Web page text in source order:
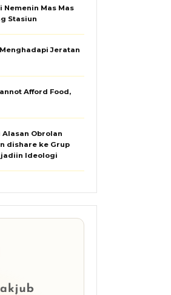
Nemenin Mas Mas
Stasiun
Jeratan
Afford Food,
Alasan Obrolan
dishare ke Grup
Ideologi